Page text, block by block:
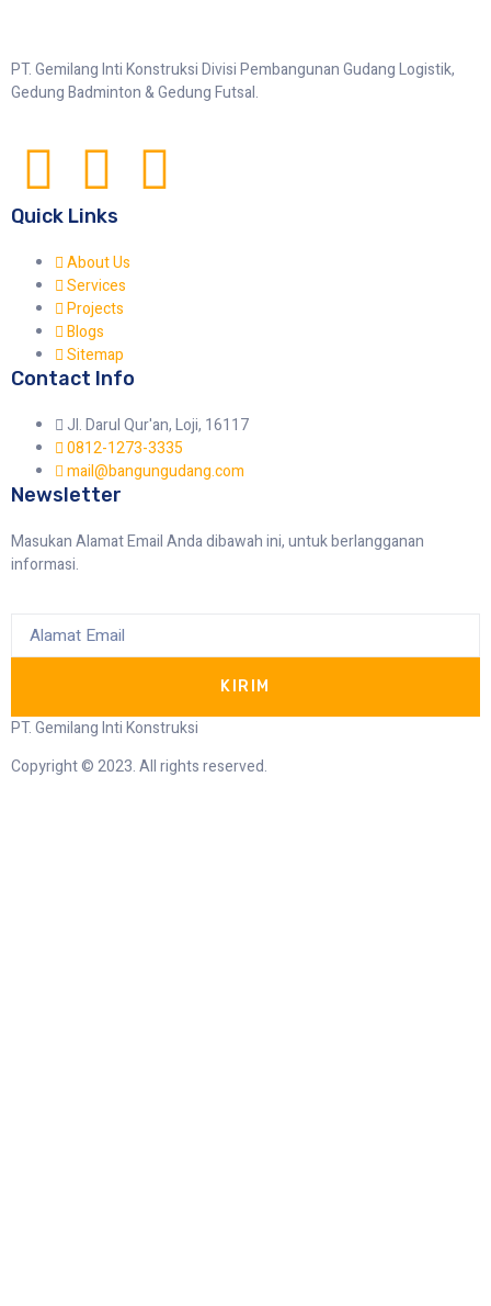
PT. Gemilang Inti Konstruksi Divisi Pembangunan Gudang Logistik,
Gedung Badminton & Gedung Futsal.
Quick Links
About Us
Services
Projects
Blogs
Sitemap
Contact Info
Jl. Darul Qur'an, Loji, 16117
0812-1273-3335
mail@bangungudang.com
Newsletter
Masukan Alamat Email Anda dibawah ini, untuk berlangganan
informasi.
KIRIM
PT. Gemilang Inti Konstruksi
Copyright © 2023. All rights reserved.